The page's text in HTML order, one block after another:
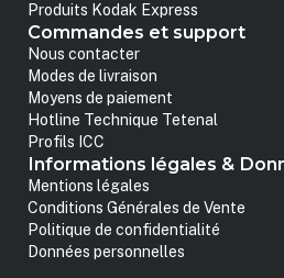
Produits Kodak Express
Commandes et support
Nous contacter
Modes de livraison
Moyens de paiement
Hotline Technique Tetenal
Profils ICC
Informations légales &
Mentions légales
Conditions Générales de Vente
Politique de confidentialité
Données personnelles